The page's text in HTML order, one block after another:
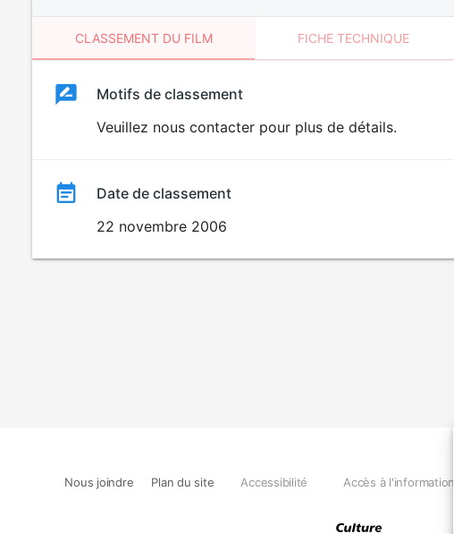
CLASSEMENT DU FILM FICHE TECHNIQUE
ClassementClassement
DÉCONSEILLÉ
Motifs de classement
Veuillez nous contacter pour plus de détails.
Date de classement
22 novembre 2006
Nous joindre Plan du site Accessibilité Accès à l'information